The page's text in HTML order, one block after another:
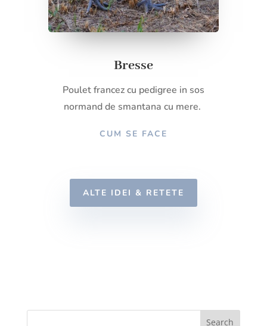
Bresse
Poulet francez cu pedigree in sos
normand de smantana cu mere.
CUM SE FACE
ALTE IDEI & RETETE